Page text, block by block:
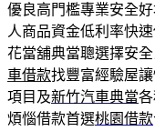
優良高門檻專業安全
人商品資金低利率快
花當舖典當聰選擇安
車借款找豐富經驗屋
項目及新竹汽車典當
煩惱借款首選桃園借款